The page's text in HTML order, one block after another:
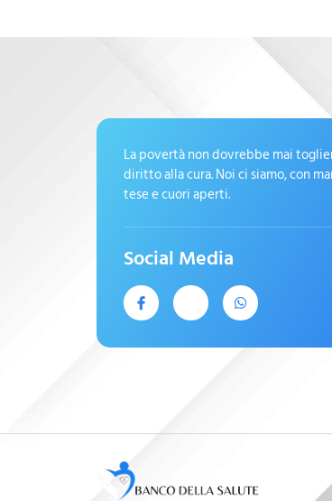
La povertà non dovrebbe mai
diritto alla cura. Noi ci siamo, con
tese e cuori aperti.
Social Media